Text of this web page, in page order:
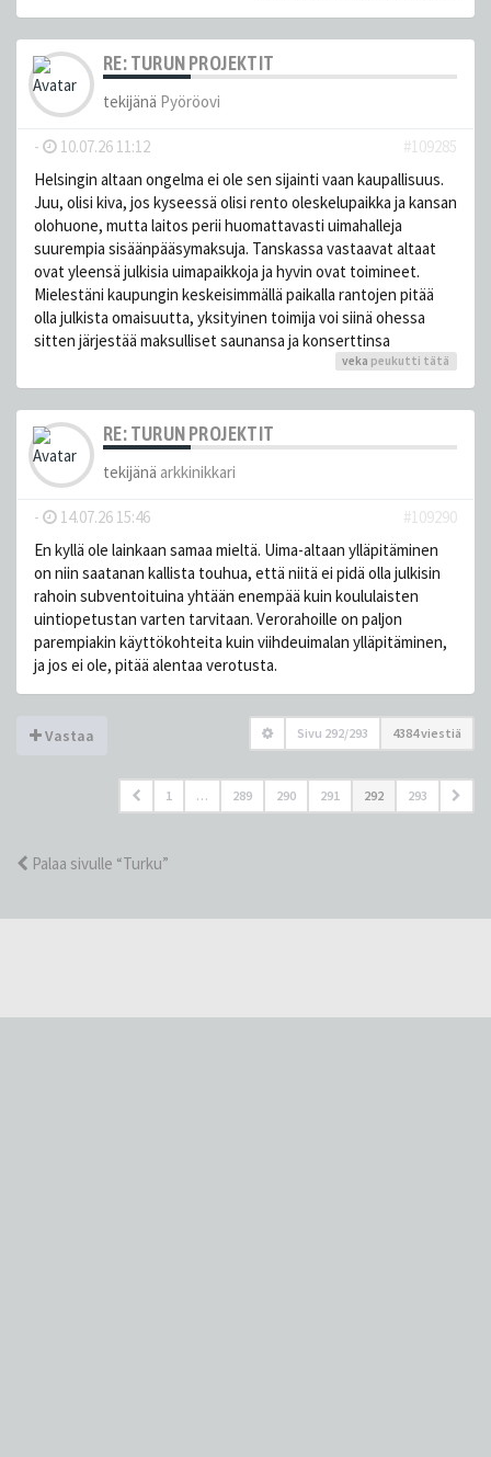
RE: TURUN PROJEKTIT
tekijänä Pyöröovi
- 10.07.26 11:12
#109285
Helsingin altaan ongelma ei ole sen sijainti vaan kaupallisuus.
Juu, olisi kiva, jos kyseessä olisi rento oleskelupaikka ja kansan
olohuone, mutta laitos perii huomattavasti uimahalleja
suurempia sisäänpääsymaksuja. Tanskassa vastaavat altaat
ovat yleensä julkisia uimapaikkoja ja hyvin ovat toimineet.
Mielestäni kaupungin keskeisimmällä paikalla rantojen pitää
olla julkista omaisuutta, yksityinen toimija voi siinä ohessa
sitten järjestää maksulliset saunansa ja konserttinsa
veka peukutti tätä
RE: TURUN PROJEKTIT
tekijänä arkkinikkari
- 14.07.26 15:46
#109290
En kyllä ole lainkaan samaa mieltä. Uima-altaan ylläpitäminen
on niin saatanan kallista touhua, että niitä ei pidä olla julkisin
rahoin subventoituina yhtään enempää kuin koululaisten
uintiopetustan varten tarvitaan. Verorahoille on paljon
parempiakin käyttökohteita kuin viihdeuimalan ylläpitäminen,
ja jos ei ole, pitää alentaa verotusta.
Vastaa Sivu 292/293 4384 viestiä
1 … 289 290 291 292 293
Palaa sivulle “Turku”